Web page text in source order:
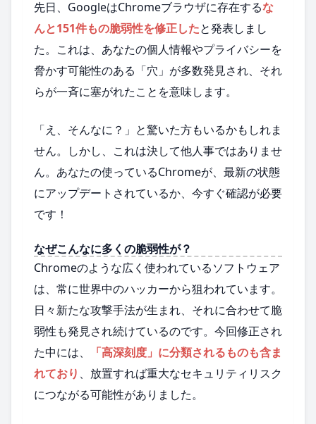
先日、GoogleはChromeブラウザに存在するな
んと151件もの脆弱性を修正したと発表しまし
た。これは、あなたの個人情報やプライバシーを
脅かす可能性のある「穴」が多数発見され、それ
らが一斉に塞がれたことを意味します。
「え、そんなに？」と驚いた方もいるかもしれま
せん。しかし、これは決して他人事ではありませ
ん。あなたの使っているChromeが、最新の状態
にアップデートされているか、今すぐ確認が必要
です！
なぜこんなに多くの脆弱性が？
Chromeのような広く使われているソフトウェア
は、常に世界中のハッカーから狙われています。
日々新たな攻撃手法が生まれ、それに合わせて脆
弱性も発見され続けているのです。今回修正され
た中には、
「高深刻度」に分類されるものも含ま
れており 、放置すれば重大なセキュリティリスク
につながる可能性がありました。